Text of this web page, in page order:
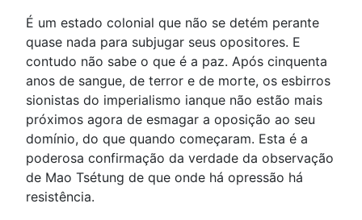
É um estado colonial que não se detém perante
quase nada para subjugar seus opositores. E
contudo não sabe o que é a paz. Após cinquenta
anos de sangue, de terror e de morte, os esbirros
sionistas do imperialismo ianque não estão mais
próximos agora de esmagar a oposição ao seu
domínio, do que quando começaram. Esta é a
poderosa confirmação da verdade da observação
de Mao Tsétung de que onde há opressão há
resistência.